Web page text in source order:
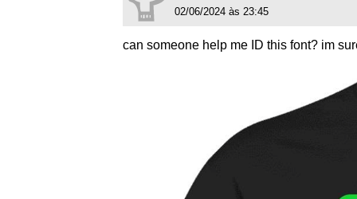
02/06/2024 às 23:45
can someone help me ID this font? im